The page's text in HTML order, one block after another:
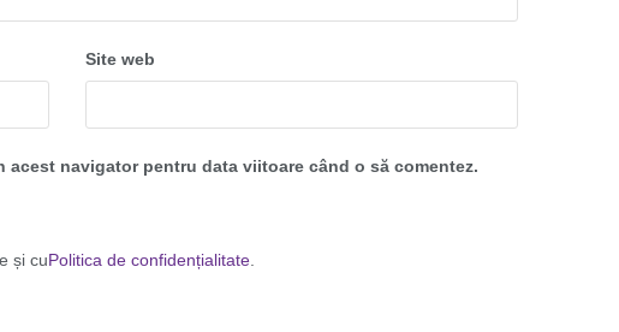
Site web
acest navigator pentru data viitoare când o să comentez.
și cuPolitica de confidențialitate